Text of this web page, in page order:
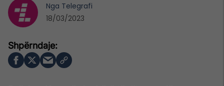
Nga Telegrafi
18/03/2023